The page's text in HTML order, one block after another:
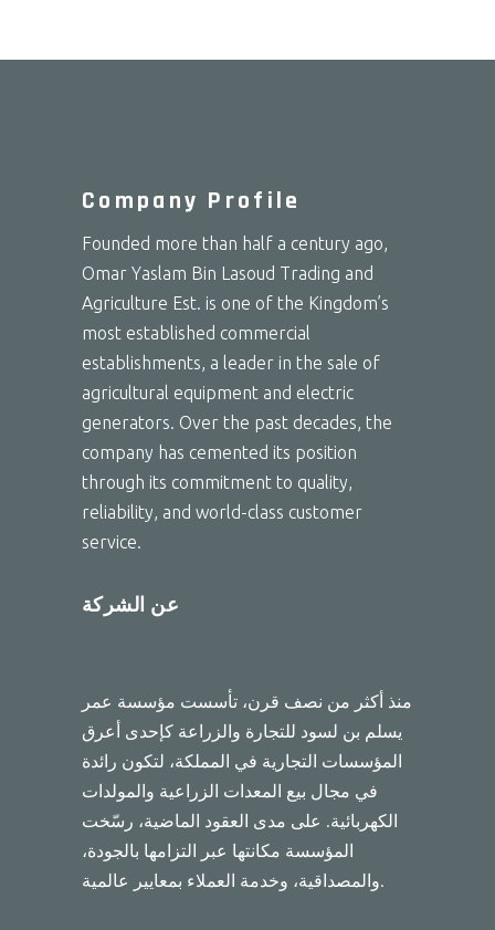
Company Profile
Founded more than half a century ago,
Omar Yaslam Bin Lasoud Trading and
Agriculture Est. is one of the Kingdom’s
most established commercial
establishments, a leader in the sale of
agricultural equipment and electric
generators. Over the past decades, the
company has cemented its position
through its commitment to quality,
reliability, and world-class customer
service.
عن الشركة
منذ أكثر من نصف قرن، تأسست مؤسسة عمر
يسلم بن لسود للتجارة والزراعة كإحدى أعرق
المؤسسات التجارية في المملكة، لتكون رائدة
في مجال بيع المعدات الزراعية والمولدات
الكهربائية. على مدى العقود الماضية، رسّخت
المؤسسة مكانتها عبر التزامها بالجودة،
والمصداقية، وخدمة العملاء بمعايير عالمية.